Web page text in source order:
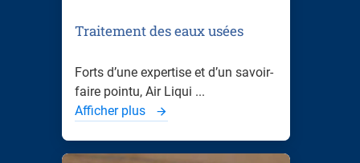
Traitement des eaux usées
Forts d’une expertise et d’un savoir-
faire pointu, Air Liqui ...
Afficher plus